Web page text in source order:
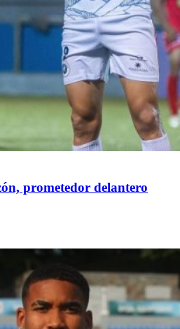
prometedor delantero